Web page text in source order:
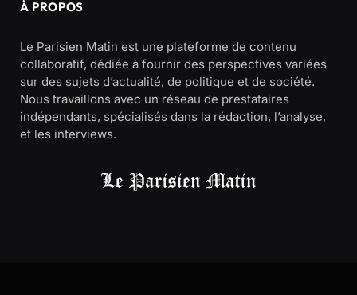
À PROPOS
Le Parisien Matin est une plateforme de contenu
collaboratif, dédiée à fournir des perspectives variées
sur des sujets d’actualité, de politique et de société.
Nous travaillons avec un réseau de prestataires
indépendants, spécialisés dans la rédaction, l’analyse,
et les interviews.